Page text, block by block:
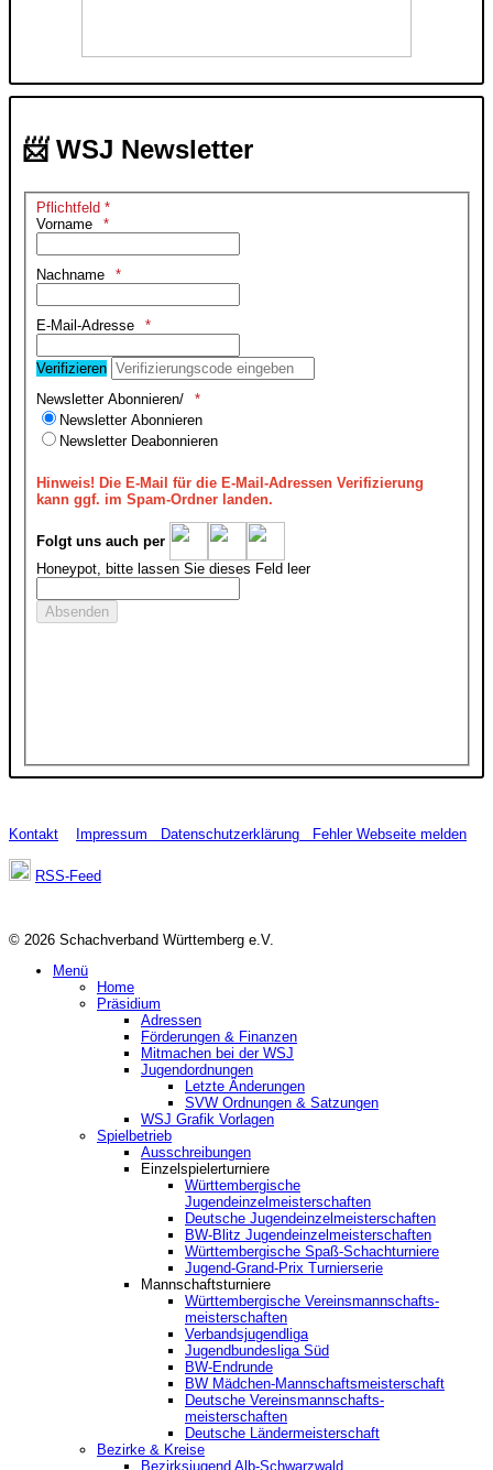
📨 WSJ Newsletter
Pflichtfeld *
Vorname
Nachname
E-Mail-Adresse
Verifizieren
Newsletter Abonnieren/
Newsletter Abonnieren
Newsletter Deabonnieren
Hinweis!Die E-Mail für die E-Mail-Adressen Verifizierung
kann ggf. im Spam-Ordner landen.
Folgt uns auch per
Honeypot, bitte lassen Sie dieses Feld leer
Kontakt Impressum Datenschutzerklärung Fehler Webseite melden
RSS-Feed
© 2026 Schachverband Württemberg e.V.
Menü
Home
Präsidium
Adressen
Förderungen & Finanzen
Mitmachen bei der WSJ
Jugendordnungen
Letzte Änderungen
SVW Ordnungen & Satzungen
WSJ Grafik Vorlagen
Spielbetrieb
Ausschreibungen
Einzelspielerturniere
Württembergische
Jugendeinzelmeisterschaften
Deutsche Jugendeinzelmeisterschaften
BW-Blitz Jugendeinzelmeisterschaften
Württembergische Spaß-Schachturniere
Jugend-Grand-Prix Turnierserie
Mannschaftsturniere
Württembergische Vereinsmannschafts-
meisterschaften
Verbandsjugendliga
Jugendbundesliga Süd
BW-Endrunde
BW Mädchen-Mannschaftsmeisterschaft
Deutsche Vereinsmannschafts-
meisterschaften
Deutsche Ländermeisterschaft
Bezirke & Kreise
Bezirksjugend Alb-Schwarzwald